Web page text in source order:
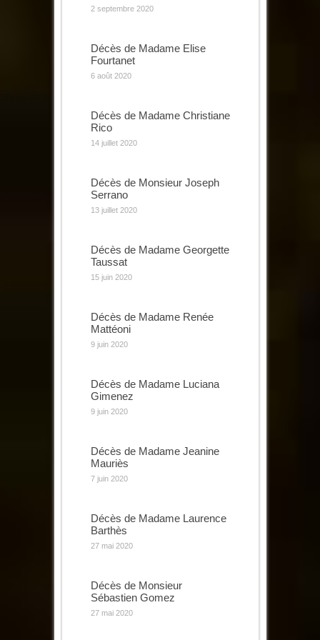
2 septembre 2020
Décès de Madame Elise
Fourtanet
6 août 2020
Décès de Madame Christiane
Rico
14 juillet 2020
Décès de Monsieur Joseph
Serrano
13 juillet 2020
Décès de Madame Georgette
Taussat
15 juin 2020
Décès de Madame Renée
Mattéoni
9 juin 2020
Décès de Madame Luciana
Gimenez
9 juin 2020
Décès de Madame Jeanine
Mauriès
7 juin 2020
Décès de Madame Laurence
Barthès
27 mai 2020
Décès de Monsieur
Sébastien Gomez
27 mai 2020